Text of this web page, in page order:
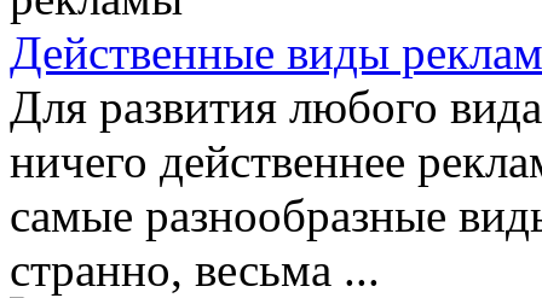
Действенные виды
Для развития любого
ничего действеннее
самые разнообразные
странно, весьма ...